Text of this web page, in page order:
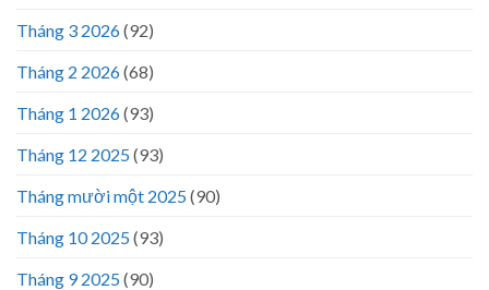
Tháng 3 2026(92)
Tháng 2 2026(68)
Tháng 1 2026(93)
Tháng 12 2025(93)
Tháng mười một 2025(90)
Tháng 10 2025(93)
Tháng 9 2025(90)